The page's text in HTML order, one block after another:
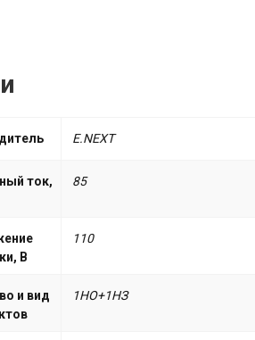
E.NEXT
ток,
85
В
110
и вид
1НО+1НЗ